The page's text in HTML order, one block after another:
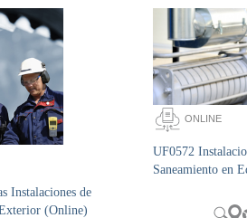
Instalaciones de
(Online)
ONLINE
UF0572
Saneamiento en